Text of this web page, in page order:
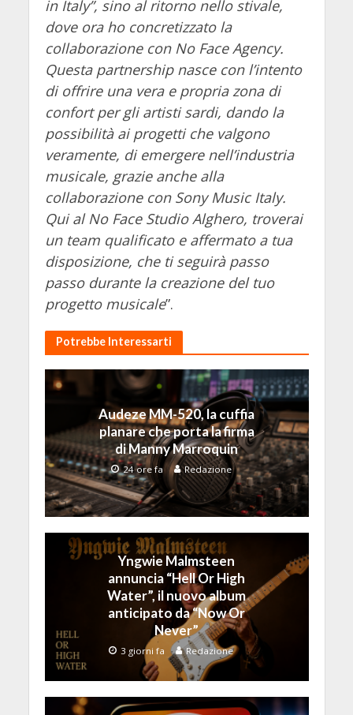
in Italy”, sino al ritorno nello stivale,
dove ora ho concretizzato la
collaborazione con No Face Agency.
Questa partnership nasce con l’intento
di offrire una vera e propria zona di
confort per gli artisti sardi, dando la
possibilità ai progetti che valgono
veramente, di emergere nell’industria
musicale, grazie anche alla
collaborazione con Sony Music Italy.
Qui al No Face Studio Alghero, troverai
un team qualificato e affermato a tua
disposizione, che ti seguirà passo
passo durante la creazione del tuo
progetto musicale”.
Potrebbe Interessarti
Audeze MM-520, la cuffia
planare che porta la firma
di Manny Marroquin
24 ore fa Redazione
Yngwie Malmsteen
annuncia “Hell Or High
Water”, il nuovo album
anticipato da “Now Or
Never”
3 giorni fa Redazione